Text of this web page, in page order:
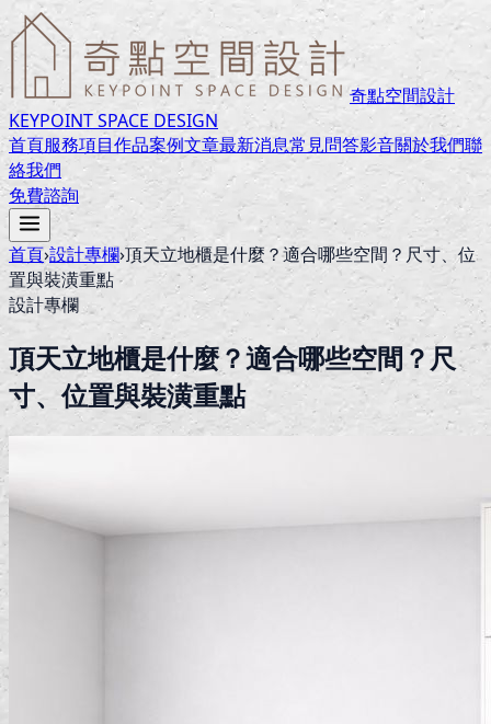
奇點空間設計
KEYPOINT SPACE DESIGN
首頁服務項目作品案例文章最新消息常見問答影音關於我們聯
絡我們
免費諮詢
首頁›設計專欄›頂天立地櫃是什麼？適合哪些空間？尺寸、位
置與裝潢重點
設計專欄
頂天立地櫃是什麼？適合哪些空間？尺
寸、位置與裝潢重點